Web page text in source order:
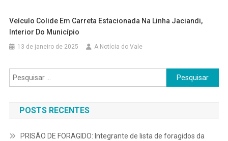
Veículo Colide Em Carreta Estacionada Na Linha Jaciandi,
Interior Do Município
13 de janeiro de 2025 A Notícia do Vale
Pesquisar
por:
POSTS RECENTES
PRISÃO DE FORAGIDO: Integrante de lista de foragidos da